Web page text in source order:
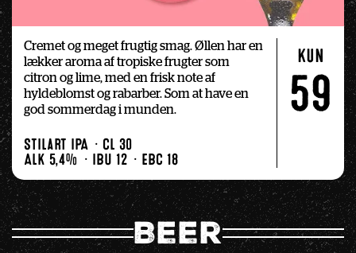
Cremet og meget frugtig smag. Øllen har en
lækker aroma af tropiske frugter som
citron og lime, med en frisk note af
hyldeblomst og rabarber. Som at have en
god sommerdag i munden.
Stilart IPA
Cl 30
Alk 5,4%
IBU 12 EBC 18
kun
59
Beer